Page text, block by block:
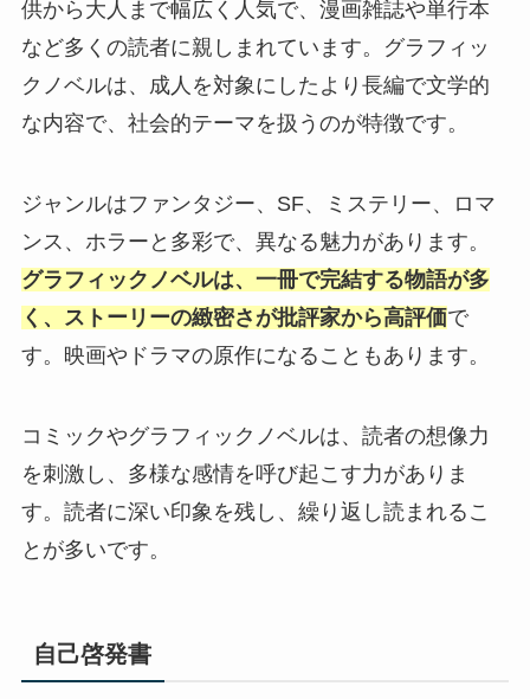
供から大人まで幅広く人気で、漫画雑誌や単行本
など多くの読者に親しまれています。グラフィッ
クノベルは、成人を対象にしたより長編で文学的
な内容で、社会的テーマを扱うのが特徴です。
ジャンルはファンタジー、SF、ミステリー、ロマ
ンス、ホラーと多彩で、異なる魅力があります。
グラフィックノベルは、一冊で完結する物語が多
く、ストーリーの緻密さが批評家から高評価で
す。映画やドラマの原作になることもあります。
コミックやグラフィックノベルは、読者の想像力
を刺激し、多様な感情を呼び起こす力がありま
す。読者に深い印象を残し、繰り返し読まれるこ
とが多いです。
自己啓発書